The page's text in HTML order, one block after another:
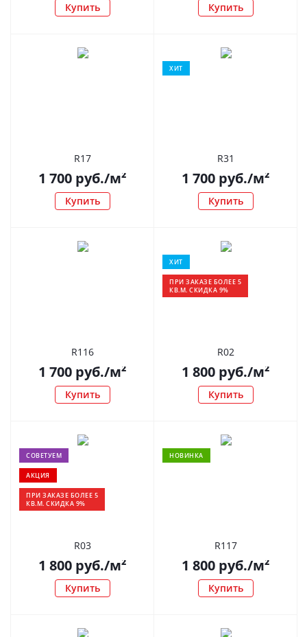
Купить Купить
R17
1 700 руб./м²
Купить
ХИТ
R31
1 700 руб./м²
Купить
R116
1 700 руб./м²
Купить
ХИТ
ПРИ ЗАКАЗЕ БОЛЕЕ 5
КВ.М. СКИДКА 9%
R02
1 800 руб./м²
Купить
СОВЕТУЕМ
АКЦИЯ
ПРИ ЗАКАЗЕ БОЛЕЕ 5
КВ.М. СКИДКА 9%
R03
1 800 руб./м²
Купить
НОВИНКА
R117
1 800 руб./м²
Купить